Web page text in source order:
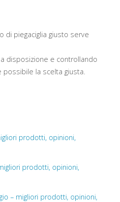
di piegaciglia giusto serve
disposizione e controllando
la scelta giusta.
prodotti, opinioni,
prodotti, opinioni,
– migliori prodotti, opinioni,